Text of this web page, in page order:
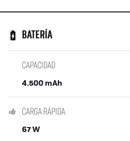
BATERÍA
CAPACIDAD
4.500 mAh
CARGA RÁPIDA
67 W